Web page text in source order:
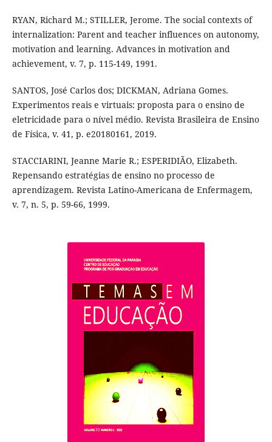
RYAN, Richard M.; STILLER, Jerome. The social contexts of
internalization: Parent and teacher influences on autonomy,
motivation and learning. Advances in motivation and
achievement, v. 7, p. 115-149, 1991.
SANTOS, José Carlos dos; DICKMAN, Adriana Gomes.
Experimentos reais e virtuais: proposta para o ensino de
eletricidade para o nível médio. Revista Brasileira de Ensino
de Física, v. 41, p. e20180161, 2019.
STACCIARINI, Jeanne Marie R.; ESPERIDIÃO, Elizabeth.
Repensando estratégias de ensino no processo de
aprendizagem. Revista Latino-Americana de Enfermagem,
v. 7, n. 5, p. 59-66, 1999.